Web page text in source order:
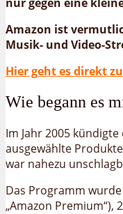
Amazon ist
Musik- und Video-
Hier geht es direkt
Wie begann es
Im Jahr 2005
ausgewählte
war nahezu
Das Programm
„Amazon Premium“),